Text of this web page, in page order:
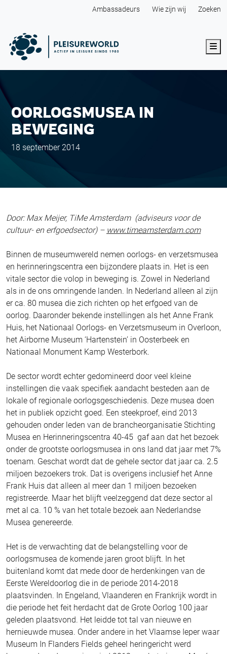
Ambassadeurs Wie zijn wij Zoeken
OORLOGSMUSEA IN
BEWEGING
18 september 2014
Door: Max Meijer, TiMe Amsterdam (adviseurs voor de
cultuur- en erfgoedsector) – www.timeamsterdam.com
Binnen de museumwereld nemen oorlogs- en verzetsmusea
en herinneringscentra een bijzondere plaats in. Het is een
vitale sector die volop in beweging is. Zowel in Nederland
als in de ons omringende landen. In Nederland alleen al zijn
er ca. 80 musea die zich richten op het erfgoed van de
oorlog. Daaronder bekende instellingen als het Anne Frank
Huis, het Nationaal Oorlogs- en Verzetsmuseum in Overloon,
het Airborne Museum ‘Hartenstein’ in Oosterbeek en
Nationaal Monument Kamp Westerbork.
De sector wordt echter gedomineerd door veel kleine
instellingen die vaak specifiek aandacht besteden aan de
lokale of regionale oorlogsgeschiedenis. Deze musea doen
het in publiek opzicht goed. Een steekproef, eind 2013
gehouden onder leden van de brancheorganisatie Stichting
Musea en Herinneringscentra 40-45 gaf aan dat het bezoek
onder de grootste oorlogsmusea in ons land dat jaar met 7%
toenam. Geschat wordt dat de gehele sector dat jaar ca. 2.5
miljoen bezoekers trok. Dat is overigens inclusief het Anne
Frank Huis dat alleen al meer dan 1 miljoen bezoeken
registreerde. Maar het blijft veelzeggend dat deze sector al
met al ca. 10 % van het totale bezoek aan Nederlandse
Musea genereerde.
Het is de verwachting dat de belangstelling voor de
oorlogsmusea de komende jaren groot blijft. In het
buitenland komt dat mede door de herdenkingen van de
Eerste Wereldoorlog die in de periode 2014-2018
plaatsvinden. In Engeland, Vlaanderen en Frankrijk wordt in
die periode het feit herdacht dat de Grote Oorlog 100 jaar
geleden plaatsvond. Het leidde tot tal van nieuwe en
hernieuwde musea. Onder andere in het Vlaamse Ieper waar
Museum In Flanders Fields geheel heringericht werd